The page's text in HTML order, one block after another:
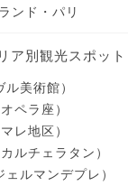
ンド・パリ
ア別観光スポット
美術館）
ペラ座）
レ地区）
ルチェラタン）
ルマンデプレ）